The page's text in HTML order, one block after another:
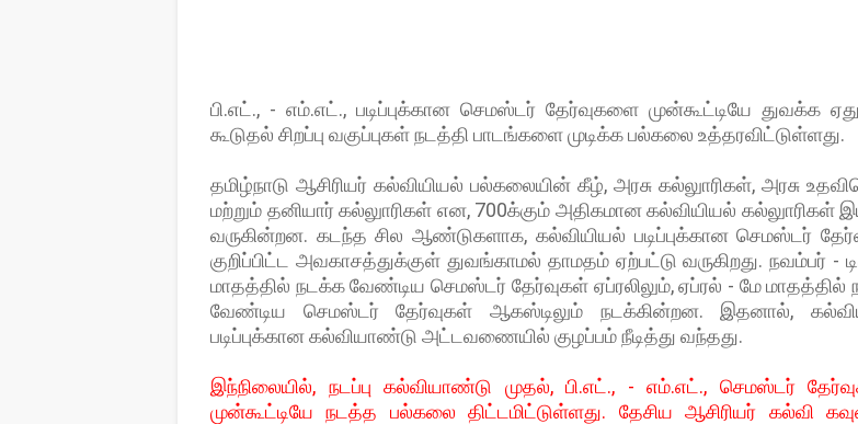
பி.எட்., - எம்.எட்., படிப்புக்கான செமஸ்டர் தேர்வுகளை முன்கூட்டியே துவக்க
கூடுதல் சிறப்பு வகுப்புகள் நடத்தி பாடங்களை முடிக்க பல்கலை உத்தரவிட்டுள்ளது.
தமிழ்நாடு ஆசிரியர் கல்வியியல் பல்கலையின் கீழ், அரசு கல்லுாரிகள், அரசு
மற்றும் தனியார் கல்லுாரிகள் என, 700க்கும் அதிகமான கல்வியியல் கல்லுாரிகள்
வருகின்றன. கடந்த சில ஆண்டுகளாக, கல்வியியல் படிப்புக்கான செமஸ்டர்
குறிப்பிட்ட அவகாசத்துக்குள் துவங்காமல் தாமதம் ஏற்பட்டு வருகிறது. நவம்பர் -
மாதத்தில் நடக்க வேண்டிய செமஸ்டர் தேர்வுகள் ஏப்ரலிலும், ஏப்ரல் - மே மாதத்தில்
வேண்டிய செமஸ்டர் தேர்வுகள் ஆகஸ்டிலும் நடக்கின்றன. இதனால்,
படிப்புக்கான கல்வியாண்டு அட்டவணையில் குழப்பம் நீடித்து வந்தது.
இந்நிலையில், நடப்பு கல்வியாண்டு முதல், பி.எட்., - எம்.எட்., செமஸ்டர்
முன்கூட்டியே நடத்த பல்கலை திட்டமிட்டுள்ளது. தேசிய ஆசிரியர் கல்வி